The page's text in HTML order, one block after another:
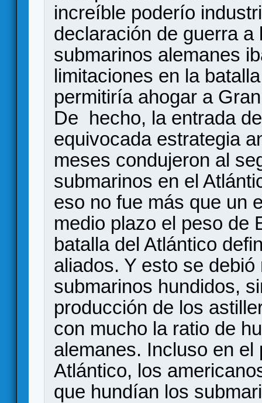
increíble poderío
declaración de guerra
submarinos alemanes
limitaciones en la
permitiría ahogar a
De hecho, la entrada
equivocada estrategia
meses condujeron al
submarinos en el
eso no fue más que un
medio plazo el peso de
batalla del Atlántico
aliados. Y esto se
submarinos hundidos,
producción de los
con mucho la ratio de
alemanes. Incluso en
Atlántico, los
que hundían los